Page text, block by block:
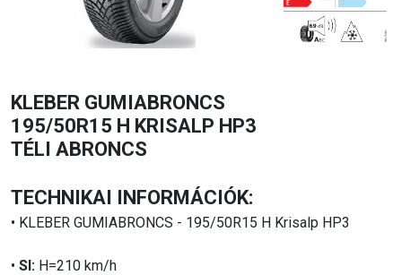
KLEBER GUMIABRONCS
195/50R15 H KRISALP HP3
TÉLI ABRONCS
TECHNIKAI INFORMÁCIÓK:
• KLEBER GUMIABRONCS - 195/50R15 H Krisalp HP3
• SI: H=210 km/h